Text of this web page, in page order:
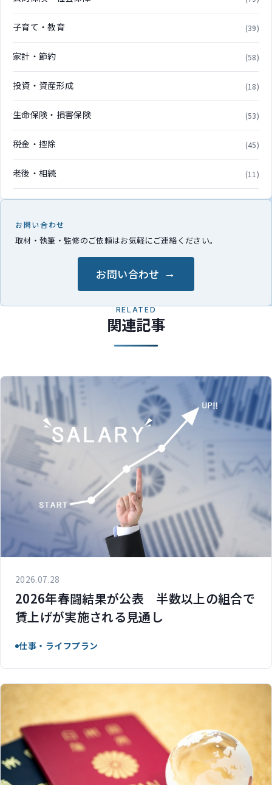
子育て・教育 (39)
家計・節約 (58)
投資・資産形成 (18)
生命保険・損害保険 (53)
税金・控除 (45)
老後・相続 (11)
お問い合わせ
取材・執筆・監修のご依頼はお気軽にご連絡ください。
お問い合わせ
RELATED
関連記事
2026.07.28
2026年春闘結果が公表 半数以上の組合で
賃上げが実施される見通し
仕事・ライフプラン